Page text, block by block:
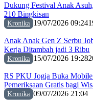
Dukung Festival Anak
210 Bingkisan
Kronika 19/07/2026 09:24
Anak Anak Gen Z Serbu
Kerja Ditambah jadi 3 Ribu
Kronika 15/07/2026 19:28
RS PKU Jogja Buka
Pemeriksaan Gratis bagi
Kronika 09/07/2026 21:04